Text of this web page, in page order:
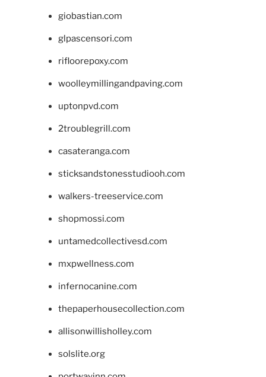
giobastian.com
glpascensori.com
rifloorepoxy.com
woolleymillingandpaving.com
uptonpvd.com
2troublegrill.com
casateranga.com
sticksandstonesstudiooh.com
walkers-treeservice.com
shopmossi.com
untamedcollectivesd.com
mxpwellness.com
infernocanine.com
thepaperhousecollection.com
allisonwillisholley.com
solslite.org